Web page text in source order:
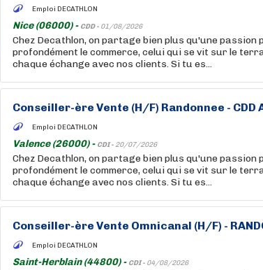
Emploi DECATHLON
Nice (06000) - CDD - 01/08/2026
Chez Decathlon, on partage bien plus qu'une passion
profondément le commerce, celui qui se vit sur le
chaque échange avec nos clients. Si tu es...
Conseiller-ère Vente (H/F) Randonnee - CDD
Emploi DECATHLON
Valence (26000) - CDI - 20/07/2026
Chez Decathlon, on partage bien plus qu'une passion
profondément le commerce, celui qui se vit sur le
chaque échange avec nos clients. Si tu es...
Conseiller-ère Vente Omnicanal (H/F) -
Emploi DECATHLON
Saint-Herblain (44800) - CDI - 04/08/2026